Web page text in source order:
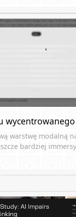
wycentrowanego
warstwę modalną
bardziej